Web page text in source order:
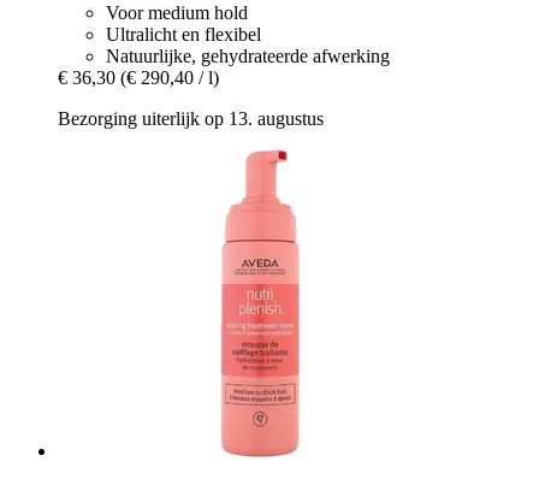
Voor medium hold
Ultralicht en flexibel
Natuurlijke, gehydrateerde afwerking
€ 36,30 (€ 290,40 / l)
Bezorging uiterlijk op 13. augustus